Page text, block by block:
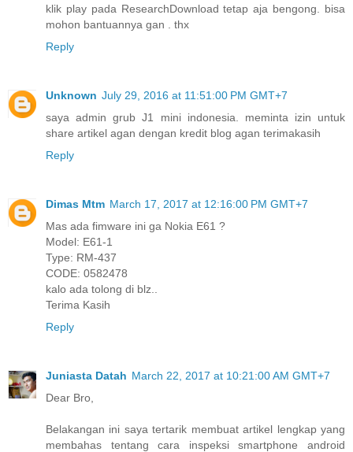
klik play pada ResearchDownload tetap aja bengong. bisa
mohon bantuannya gan . thx
Reply
Unknown July 29, 2016 at 11:51:00 PM GMT+7
saya admin grub J1 mini indonesia. meminta izin untuk
share artikel agan dengan kredit blog agan terimakasih
Reply
Dimas Mtm March 17, 2017 at 12:16:00 PM GMT+7
Mas ada fimware ini ga Nokia E61 ?
Model: E61-1
Type: RM-437
CODE: 0582478
kalo ada tolong di blz..
Terima Kasih
Reply
Juniasta Datah March 22, 2017 at 10:21:00 AM GMT+7
Dear Bro,
Belakangan ini saya tertarik membuat artikel lengkap yang
membahas tentang cara inspeksi smartphone android